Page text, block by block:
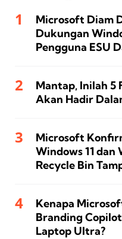
Microsoft Diam
Dukungan
Pengguna ESU
Mantap, Inilah 5
Akan Hadir
Microsoft
Windows 11 dan
Recycle Bin
Kenapa
Branding
Laptop Ultra?